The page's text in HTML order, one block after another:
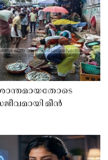
ശാന്തമായതോടെ
മീൻ